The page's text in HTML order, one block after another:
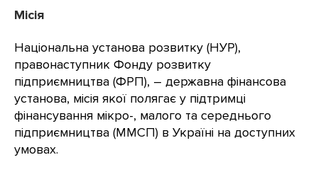
Місія
Національна установа розвитку (НУР),
правонаступник Фонду розвитку
підприємництва (ФРП), – державна фінансова
установа, місія якої полягає у підтримці
фінансування мікро-, малого та середнього
підприємництва (ММСП) в Україні на доступних
умовах.